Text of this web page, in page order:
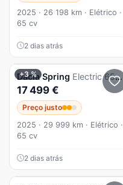
2025 · 26 198 km · Elétrico ·
65 cv
2 dias atrás
+3 %
Dacia Spring Electric 65 Extreme
17 499 €
Preço justo
2025 · 29 999 km · Elétrico ·
65 cv
2 dias atrás